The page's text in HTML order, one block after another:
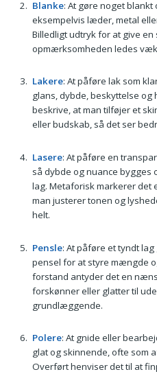
Blanke: At gøre noget blankt
eksempelvis læder, metal
Billedligt udtryk for at give
opmærksomheden ledes
Lakere: At påføre lak som
glans, dybde, beskyttelse
beskrive, at man tilføjer et
eller budskab, så det ser
Lasere: At påføre en
så dybde og nuance bygges
lag. Metaforisk markerer det
man justerer tonen og
helt.
Pensle: At påføre et tyndt
pensel for at styre mængde
forstand antyder det en
forskønner eller glatter til
grundlæggende.
Polere: At gnide eller
glat og skinnende, ofte som
Overført henviser det til at